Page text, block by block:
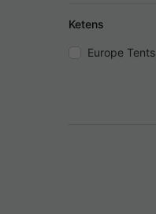
Ketens
Europe Tents